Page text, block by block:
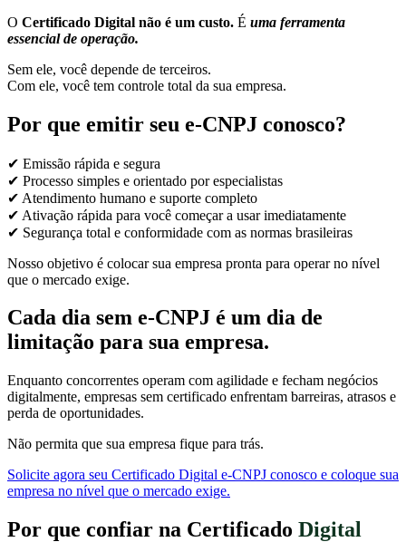
O Certificado Digital não é um custo. É uma ferramenta
essencial de operação.
Sem ele, você depende de terceiros.
Com ele, você tem controle total da sua empresa.
Por que emitir seu e-CNPJ conosco?
✔ Emissão rápida e segura
✔ Processo simples e orientado por especialistas
✔ Atendimento humano e suporte completo
✔ Ativação rápida para você começar a usar imediatamente
✔ Segurança total e conformidade com as normas brasileiras
Nosso objetivo é colocar sua empresa pronta para operar no nível
que o mercado exige.
Cada dia sem e-CNPJ é um dia de
limitação para sua empresa.
Enquanto concorrentes operam com agilidade e fecham negócios
digitalmente, empresas sem certificado enfrentam barreiras, atrasos e
perda de oportunidades.
Não permita que sua empresa fique para trás.
Solicite agora seu Certificado Digital e-CNPJ conosco e coloque sua
empresa no nível que o mercado exige.
Por que confiar na Certificado Digital